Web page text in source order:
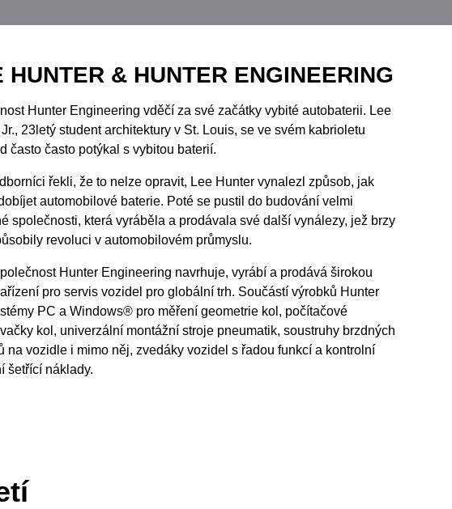
HUNTER & HUNTER ENGINEERING
Hunter Engineering vděčí za své začátky vybité autobaterii. Lee
23letý student architektury v St. Louis, se ve svém kabrioletu
často často potýkal s vybitou baterií.
řekli, že to nelze opravit, Lee Hunter vynalezl způsob, jak
automobilové baterie. Poté se pustil do budování velmi
společnosti, která vyráběla a prodávala své další vynálezy, jež brzy
revoluci v automobilovém průmyslu.
Hunter Engineering navrhuje, vyrábí a prodává širokou
pro servis vozidel pro globální trh. Součástí výrobků Hunter
PC a Windows® pro měření geometrie kol, počítačové
kol, univerzální montážní stroje pneumatik, soustruhy brzdných
na vozidle i mimo něj, zvedáky vozidel s řadou funkcí a kontrolní
šetřící náklady.